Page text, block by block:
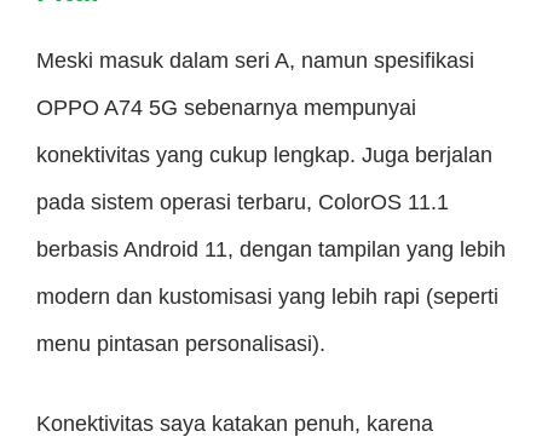
Meski masuk dalam seri A, namun spesifikasi
OPPO A74 5G sebenarnya mempunyai
konektivitas yang cukup lengkap. Juga berjalan
pada sistem operasi terbaru, ColorOS 11.1
berbasis Android 11, dengan tampilan yang lebih
modern dan kustomisasi yang lebih rapi (seperti
menu pintasan personalisasi).
Konektivitas saya katakan penuh, karena